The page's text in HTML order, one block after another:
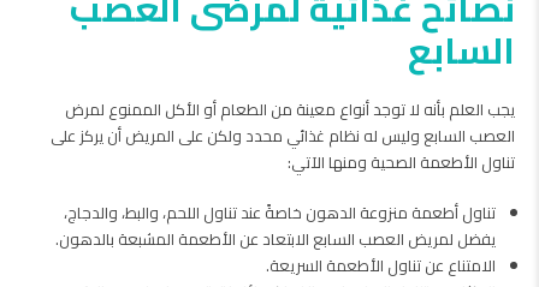
السابع
يجب العلم بأنه لا توجد أنواع معينة من الطعام أو الأكل الممنوع لمرض
العصب السابع وليس له نظام غذائي محدد ولكن على المريض أن يركز على
تناول الأطعمة الصحية ومنها الآتي:
تناول أطعمة منزوعة الدهون خاصةً عند تناول اللحم، والبط، والدجاج،
يفضل لمريض العصب السابع الابتعاد عن الأطعمة المشبعة بالدهون.
الامتناع عن تناول الأطعمة السريعة.